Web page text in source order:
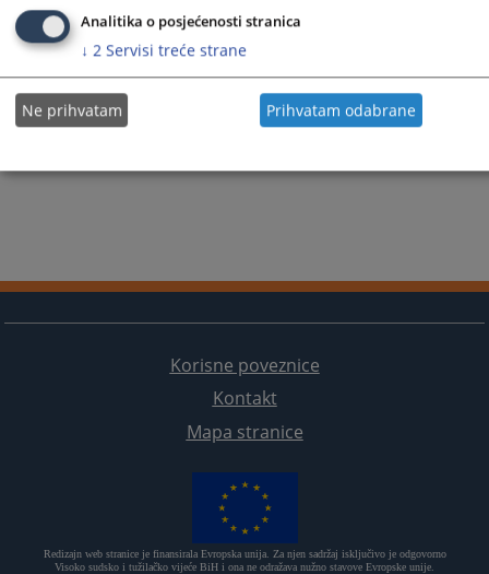
Korisne poveznice
Kontakt
Mapa stranice
Redizajn web stranice je finansirala Evropska unija. Za njen sadržaj isključivo je odgovorno
Visoko sudsko i tužilačko vijeće BiH i ona ne odražava nužno stavove Evropske unije.
Analitika o posjećenosti stranica
↓ 2 Servisi treće strane
Ne prihvatam Prihvatam odabrane